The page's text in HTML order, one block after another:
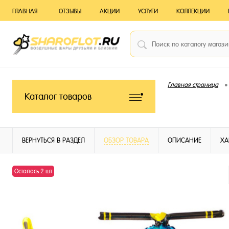
ГЛАВНАЯ ОТЗЫВЫ АКЦИИ УСЛУГИ КОЛЛЕКЦИИ
Каталог товаров
Главная страница •
ВЕРНУТЬСЯ В РАЗДЕЛ ОБЗОР ТОВАРА ОПИСАНИЕ
Осталось 2 шт